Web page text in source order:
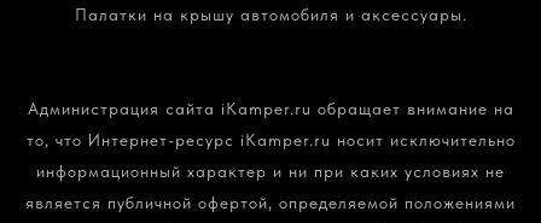
Палатки на крышу автомобиля и аксессуары.
Администрация сайта iKamper.ru обращает внимание на
то, что Интернет-ресурс iKamper.ru носит исключительно
информационный характер и ни при каких условиях не
является публичной офертой, определяемой положениями